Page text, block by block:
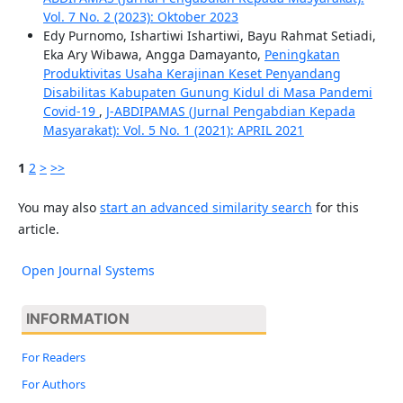
Vol. 7 No. 2 (2023): Oktober 2023
Edy Purnomo, Ishartiwi Ishartiwi, Bayu Rahmat Setiadi,
Eka Ary Wibawa, Angga Damayanto, Peningkatan
Produktivitas Usaha Kerajinan Keset Penyandang
Disabilitas Kabupaten Gunung Kidul di Masa Pandemi
Covid-19 , J-ABDIPAMAS (Jurnal Pengabdian Kepada
Masyarakat): Vol. 5 No. 1 (2021): APRIL 2021
1 2 > >>
You may also start an advanced similarity search for this
article.
Open Journal Systems
INFORMATION
For Readers
For Authors